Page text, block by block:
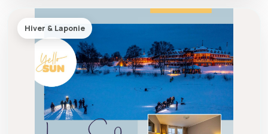
Hiver & Laponie